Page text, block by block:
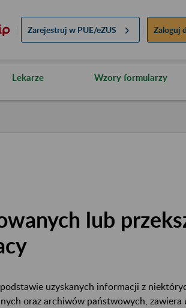
Zarejestruj w PUE/eZUS Zaloguj
Lekarze Wzory formularzy
lub
uzyskanych informacji z
oraz archiwów państwowych, zawiera